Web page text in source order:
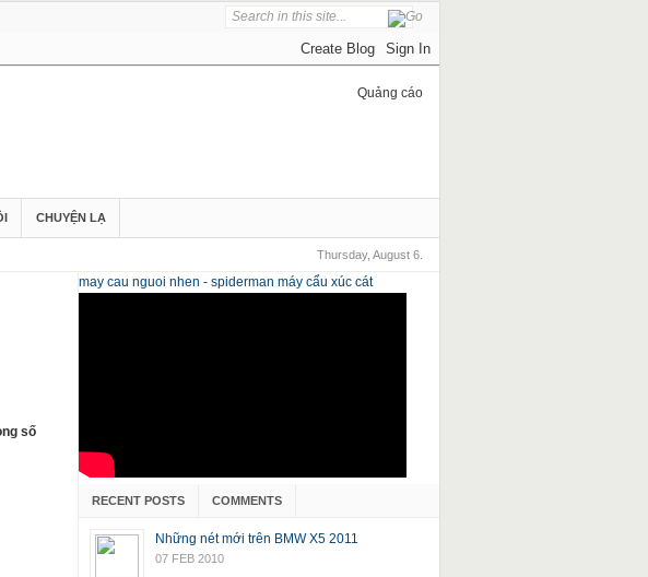
Quảng cáo
CHUYỆN LẠ
Thursday, August 6.
số
may cau nguoi nhen - spiderman máy cẩu xúc cát
RECENT POSTS COMMENTS
Những nét mới trên BMW X5 2011
07 FEB 2010